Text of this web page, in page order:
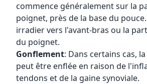
commence généralement sur la
poignet, près de la base du
irradier vers l'avant-bras ou la
du poignet.
Gonflement: Dans certains cas,
peut être enflée en raison de
tendons et de la gaine synoviale.